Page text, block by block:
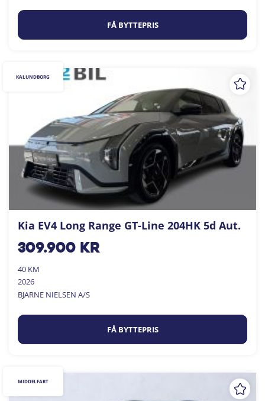
FÅ BYTTEPRIS
Kia EV4 Long Range GT-Line 204HK 5d Aut.
309.900kr
40 KM
2026
BJARNE NIELSEN A/S
FÅ BYTTEPRIS
KALUNDBORG
MIDDELFART